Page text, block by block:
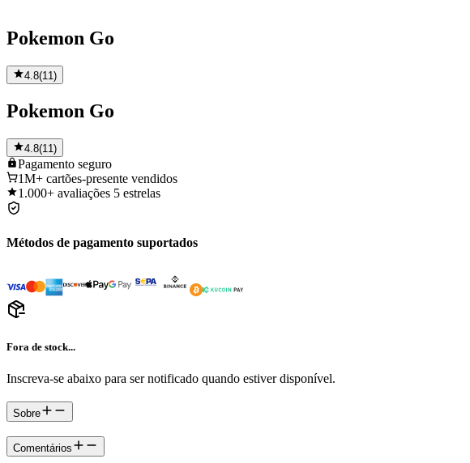
Pokemon Go
4.8(11)
Pokemon Go
4.8(11 )
Pagamento seguro
1M+ cartões-presente vendidos
1.000+ avaliações 5 estrelas
Métodos de pagamento suportados
Fora de stock...
Inscreva-se abaixo para ser notificado quando estiver disponível.
Sobre
Comentários